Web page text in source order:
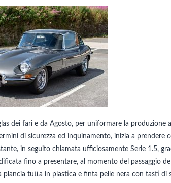
dei fari e da Agosto, per uniformare la produzione
di sicurezza ed inquinamento, inizia a prendere
in seguito chiamata ufficiosamente Serie 1.5,
fino a presentare, al momento del passaggio
plancia tutta in plastica e finta pelle nera con tasti di